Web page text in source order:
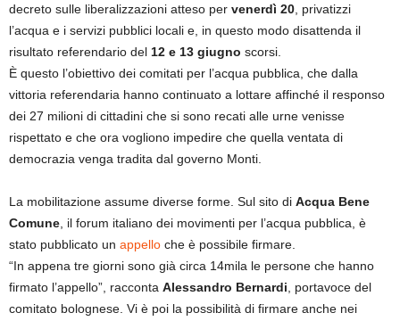
decreto sulle liberalizzazioni atteso per venerdì 20 , privatizzi
l’acqua e i servizi pubblici locali e, in questo modo disattenda il
risultato referendario del 12 e 13 giugno scorsi.
È questo l’obiettivo dei comitati per l’acqua pubblica, che dalla
vittoria referendaria hanno continuato a lottare affinché il responso
dei 27 milioni di cittadini che si sono recati alle urne venisse
rispettato e che ora vogliono impedire che quella ventata di
democrazia venga tradita dal governo Monti.
La mobilitazione assume diverse forme. Sul sito di Acqua Bene
Comune , il forum italiano dei movimenti per l’acqua pubblica, è
stato pubblicato un appello che è possibile firmare.
“In appena tre giorni sono già circa 14mila le persone che hanno
firmato l’appello”, racconta Alessandro Bernardi , portavoce del
comitato bolognese. Vi è poi la possibilità di firmare anche nei